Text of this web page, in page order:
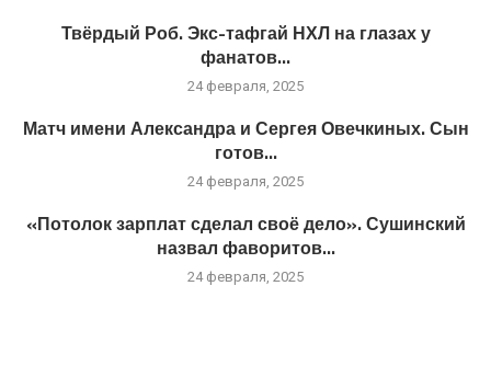
Твёрдый Роб. Экс-тафгай НХЛ на глазах у
фанатов...
24 февраля, 2025
Матч имени Александра и Сергея Овечкиных. Сын
готов...
24 февраля, 2025
«Потолок зарплат сделал своё дело». Сушинский
назвал фаворитов...
24 февраля, 2025